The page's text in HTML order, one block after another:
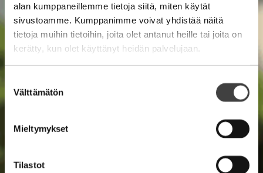
alan kumppaneillemme tietoja siitä, miten käytät
sivustoamme. Kumppanimme voivat yhdistää näitä
tietoja muihin tietoihin, joita olet antanut heille tai joita on
kerätty, kun olet käyttänyt heidän palvelujaan.
valinta
Välttämätön
Mieltymykset
Tilastot